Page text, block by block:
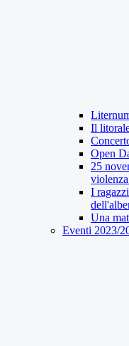
Il
Open
25
I
Una
Eventi 2023/